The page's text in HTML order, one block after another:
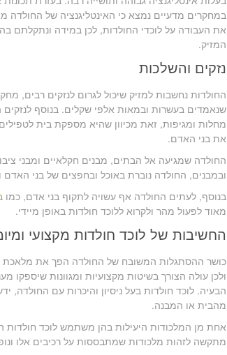
במחקרים מדעיים נמצא כי האינטליגנציה של
את העבודה על לוכדי החולדות, לכן במידה ונתקלתם
המזיק.
נזקים והשלכות
החולדות נחשבות למזיק שיכול לגרום לנזקים רבים,
שנאמדים בעשרות ובמאות אלפי שקלים. בנוסף לנזקים
מחלות ומגיפות, זאת מכיוון שהיא מספקת בית
את בני האדם.
החולדה שמגיעה אל הבתים, מבנים חקלאיים ומבני
ובמבנים, החולדה נוברת באוכל ובחפצים של בני
בנוסף, לעתים החולדה אף עשויה לתקוף בני אדם, כמו
מאוד לפעול מהר ולקרוא ללוכד חולדות באופן מיידי.
החשיבות של לוכד חולדות מקצועי
כושר ההסתגלות המשובח של החולדה הפך את
ולכן עולה הצורך בשיטות מקצועיות ומגוונות
הבעיה. לוכד חולדות בעל ניסיון והיכרות עם
מהבית או המבנה.
אחת מן המלכודות היעילות בהן משתמש לוכד חולדות
מתקשה לזהות מלכודות שמתבססות על רכיבים אלו